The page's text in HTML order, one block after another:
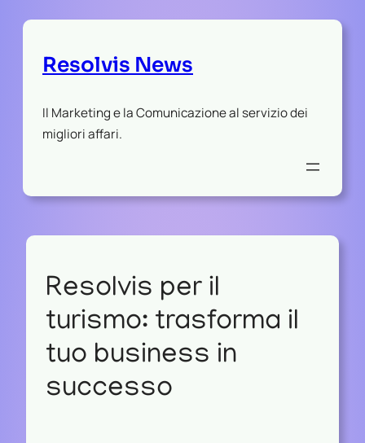
Resolvis News
Il Marketing e la Comunicazione al servizio dei
migliori affari.
Resolvis per il
turismo: trasforma il
tuo business in
successo